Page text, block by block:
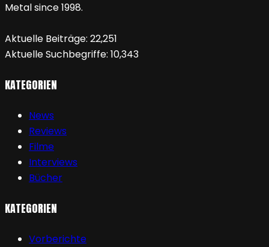
Metal since 1998.
Aktuelle Beiträge: 22,251
Aktuelle Suchbegriffe: 10,343
KATEGORIEN
News
Reviews
Filme
Interviews
Bücher
KATEGORIEN
Vorberichte